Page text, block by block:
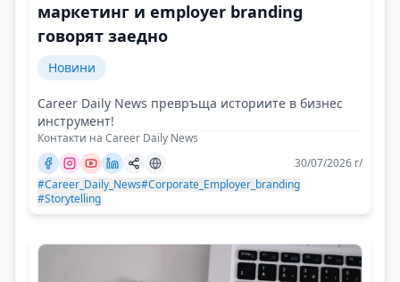
маркетинг и employer branding
говорят заедно
Новини
Career Daily News превръща историите в бизнес
инструмент!
Контакти на Career Daily News
30/07/2026 г/
#Career_Daily_News#Corporate_Employer_branding
#Storytelling